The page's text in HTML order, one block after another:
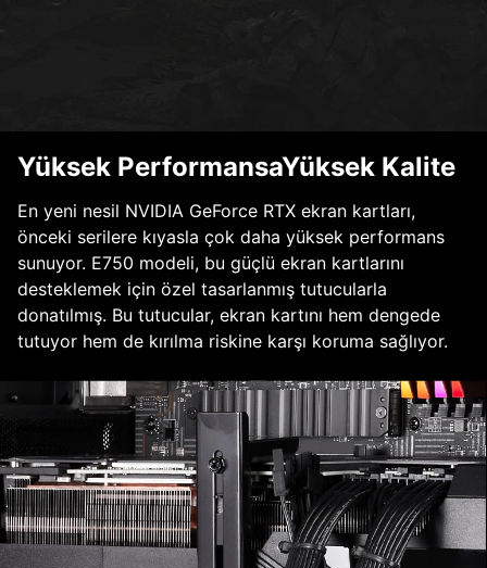
Yüksek PerformansaYüksek Kalite
En yeni nesil NVIDIA GeForce RTX ekran kartları,
önceki serilere kıyasla çok daha yüksek performans
sunuyor. E750 modeli, bu güçlü ekran kartlarını
desteklemek için özel tasarlanmış tutucularla
donatılmış. Bu tutucular, ekran kartını hem dengede
tutuyor hem de kırılma riskine karşı koruma sağlıyor.